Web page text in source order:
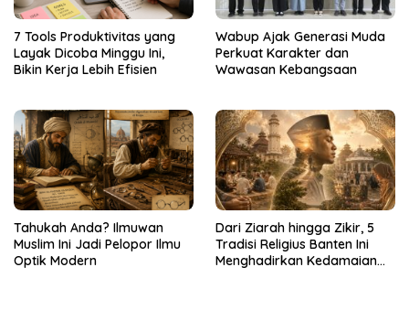
7 Tools Produktivitas yang
Layak Dicoba Minggu Ini,
Bikin Kerja Lebih Efisien
Wabup Ajak Generasi Muda
Perkuat Karakter dan
Wawasan Kebangsaan
Tahukah Anda? Ilmuwan
Muslim Ini Jadi Pelopor Ilmu
Optik Modern
Dari Ziarah hingga Zikir, 5
Tradisi Religius Banten Ini
Menghadirkan Kedamaian